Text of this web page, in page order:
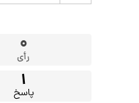
۰
رأی
۱
پاسخ